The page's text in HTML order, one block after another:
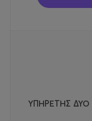
ΥΠΗΡΕΤΗΣ